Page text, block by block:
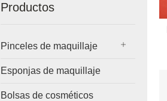
Productos
Pinceles de maquillaje
Esponjas de maquillaje
Bolsas de cosméticos